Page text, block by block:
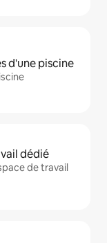
d'une piscine
dédié
de travail